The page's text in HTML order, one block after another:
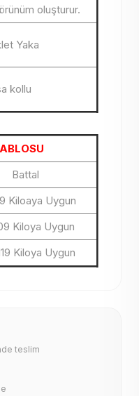
oluşturur.
Yaka
kollu
Battal
Kiloaya Uygun
Kiloya Uygun
Kiloya Uygun
teslim